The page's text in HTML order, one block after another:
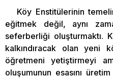
Köy Enstitülerinin
eğitmek değil, aynı
seferberliği oluşturmaktı.
kalkındıracak olan yeni
öğretmeni yetiştirmeyi
oluşumunun esasını